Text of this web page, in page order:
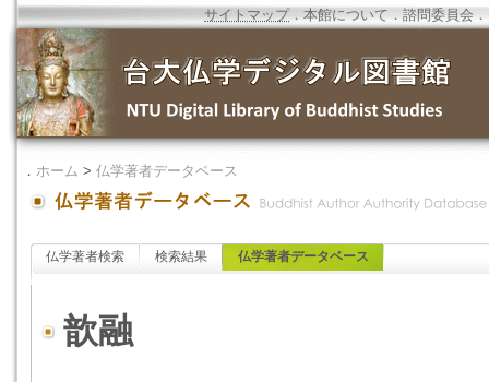
サイトマップ．本館について ．諮問委員会 ．
． ホーム > 仏学著者データベース
仏学著者検索 検索結果 仏学著者データベース
歆融